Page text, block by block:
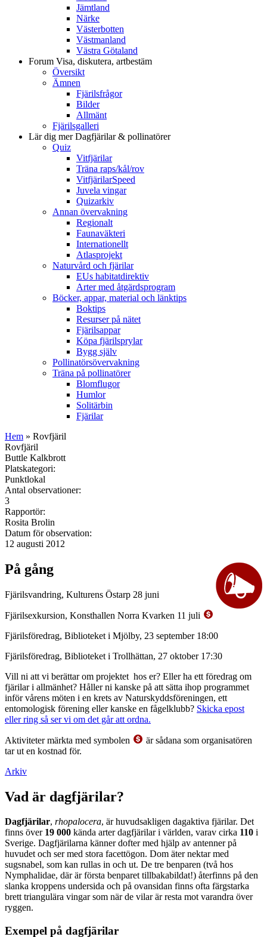
Jämtland
Närke
Västerbotten
Västmanland
Västra Götaland
Forum Visa, diskutera, artbestäm
Översikt
Ämnen
Fjärilsfrågor
Bilder
Allmänt
Fjärilsgalleri
Lär dig merDagfjärilar & pollinatörer
Quiz
Vitfjärilar
Träna raps/kål/rov
VitfjärilarSpeed
Juvela vingar
Quizarkiv
Annan övervakning
Regionalt
Faunaväkteri
Internationellt
Atlasprojekt
Naturvård och fjärilar
EUs habitatdirektiv
Arter med åtgärdsprogram
Böcker, appar, material och länktips
Boktips
Resurser på nätet
Fjärilsappar
Köpa fjärilsprylar
Bygg själv
Pollinatörsövervakning
Träna på pollinatörer
Blomflugor
Humlor
Solitärbin
Fjärilar
Hem » Rovfjäril
Rovfjäril
Buttle Kalkbrott
Platskategori:
Punktlokal
Antal observationer:
3
Rapportör:
Rosita Brolin
Datum för observation:
12 augusti 2012
På gång
Fjärilsvandring, Kulturens Östarp 28 juni
Fjärilsexkursion, Konsthallen Norra Kvarken 11 juli
Fjärilsföredrag, Biblioteket i Mjölby, 23 september 18:00
Fjärilsföredrag, Biblioteket i Trollhättan, 27 oktober 17:30
Vill ni att vi berättar om projektet hos er? Eller ha ett föredrag om
fjärilar i allmänhet? Håller ni kanske på att sätta ihop programmet
inför vårens möten i en krets av Naturskyddsföreningen, ett
entomologisk förening eller kanske en fågelklubb? Skicka epost
eller ring så ser vi om det går att ordna.
Aktiviteter märkta med symbolen
är sådana som organisatören
tar ut en kostnad för.
Arkiv
Vad är dagfjärilar?
Dagfjärilar, rhopalocera, är huvudsakligen dagaktiva fjärilar. Det
finns över 19 000 kända arter dagfjärilar i världen, varav cirka 110 i
Sverige. Dagfjärilarna känner dofter med hjälp av antenner på
huvudet och ser med stora facettögon. Dom äter nektar med
sugsnabel, som kan rullas in och ut. De tre benparen (två hos
Nymphalidae, där är första benparet tillbakabildat!) återfinns på den
slanka kroppens undersida och på ovansidan finns ofta färgstarka
brett triangulära vingar som när de vilar är resta mot varandra över
ryggen.
Exempel på dagfjärilar